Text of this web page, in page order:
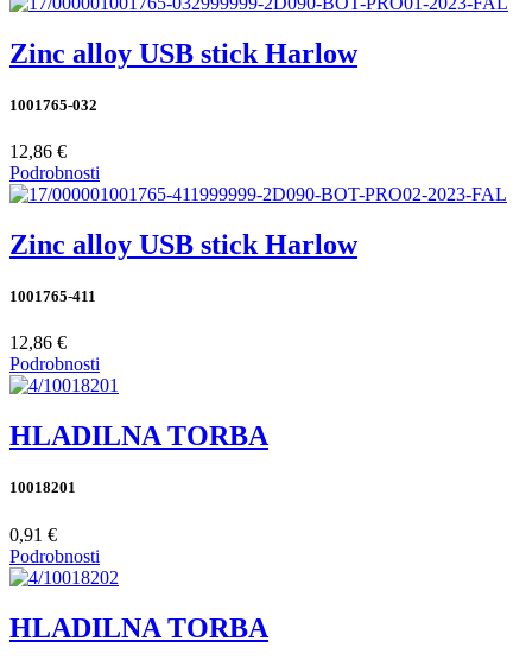
Zinc alloy USB stick Harlow
1001765-032
12,86 €
Podrobnosti
Zinc alloy USB stick Harlow
1001765-411
12,86 €
Podrobnosti
HLADILNA TORBA
10018201
0,91 €
Podrobnosti
HLADILNA TORBA